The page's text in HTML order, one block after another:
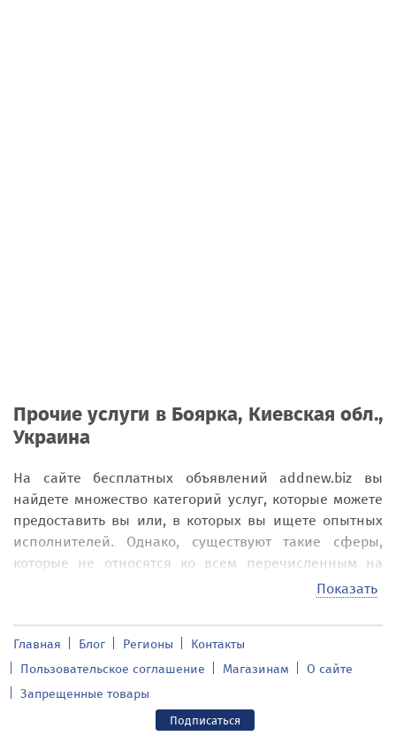
Прочие услуги в Боярка, Киевская обл.,
Украина
На сайте бесплатных объявлений addnew.biz вы
найдете множество категорий услуг, которые можете
предоставить вы или, в которых вы ищете опытных
исполнителей. Однако, существуют такие сферы,
которые не относятся ко всем перечисленным на
сайте. Все они вошли в единый раздел,
обл., Украина.
В разделе «Прочие услуги в Боярка,
Киевская обл., Украина» вы найдете
предложения относительно следующих
Показать
Главная Блог Регионы
Контакты
Пользовательское соглашение
Магазинам
О сайте
Запрещенные товары
Подписаться